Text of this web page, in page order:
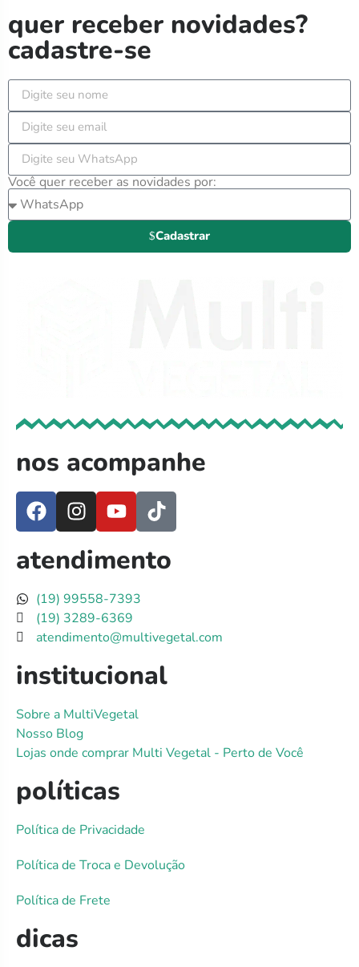
quer receber novidades?
cadastre-se
Você quer receber as novidades por:
Cadastrar
nos acompanhe
atendimento
(19) 99558-7393
(19) 3289-6369
atendimento@multivegetal.com
institucional
Sobre a MultiVegetal
Nosso Blog
Lojas onde comprar Multi Vegetal - Perto de Você
políticas
Política de Privacidade
Política de Troca e Devolução
Política de Frete
dicas